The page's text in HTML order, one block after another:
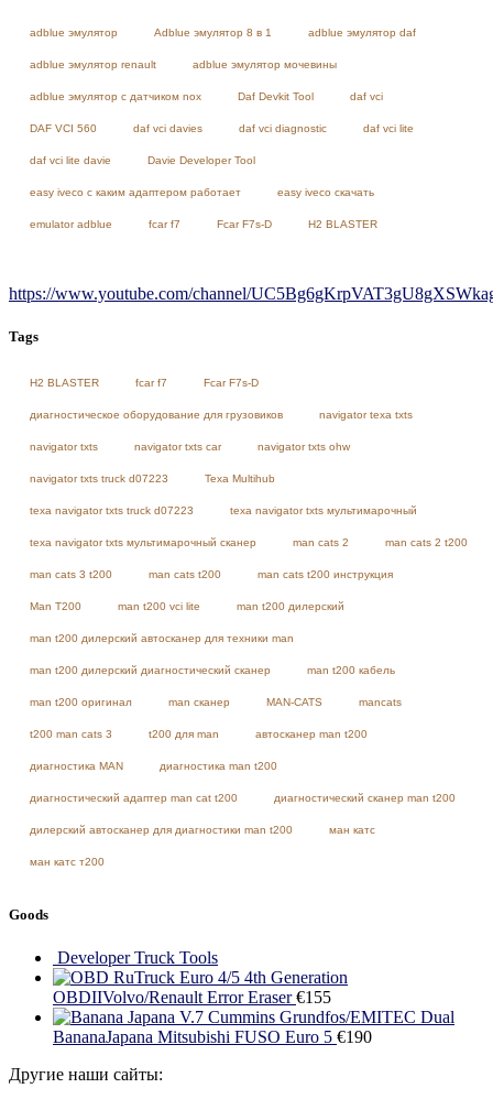
adblue эмулятор Adblue эмулятор 8 в 1 adblue эмулятор daf
adblue эмулятор renault adblue эмулятор мочевины
adblue эмулятор с датчиком nox Daf Devkit Tool daf vci
DAF VCI 560 daf vci davies daf vci diagnostic daf vci lite
daf vci lite davie Davie Developer Tool
easy iveco с каким адаптером работает easy iveco скачать
emulator adblue fcar f7 Fcar F7s-D H2 BLASTER
https://www.youtube.com/channel/
Tags
H2 BLASTER fcar f7 Fcar F7s-D
диагностическое оборудование для грузовиков navigator texa txts
navigator txts navigator txts car navigator txts ohw
navigator txts truck d07223 Texa Multihub
texa navigator txts truck d07223 texa navigator txts мультимарочный
texa navigator txts мультимарочный сканер man cats 2 man cats 2 t200
man cats 3 t200 man cats t200 man cats t200 инструкция
Man T200 man t200 vci lite man t200 дилерский
man t200 дилерский автосканер для техники man
man t200 дилерский диагностический сканер man t200 кабель
man t200 оригинал man сканер MAN-CATS mancats
t200 man cats 3 t200 для man автосканер man t200
диагностика MAN диагностика man t200
диагностический адаптер man cat t200 диагностический сканер man t200
дилерский автосканер для диагностики man t200 ман катс
ман катс т200
Goods
Developer Truck Tools
4th Generation
OBDIIVolvo/Renault Error Eraser €155
Dual
BananaJapana Mitsubishi FUSO Euro 5 €190
Другие наши сайты: